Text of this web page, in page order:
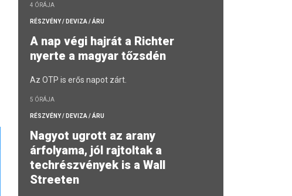
4 ÓRÁJA
RÉSZVÉNY / DEVIZA / ÁRU
A nap végi hajrát a Richter
nyerte a magyar tőzsdén
Az OTP is erős napot zárt.
5 ÓRÁJA
RÉSZVÉNY / DEVIZA / ÁRU
Nagyot ugrott az arany
árfolyama, jól rajtoltak a
techrészvények is a Wall
Streeten